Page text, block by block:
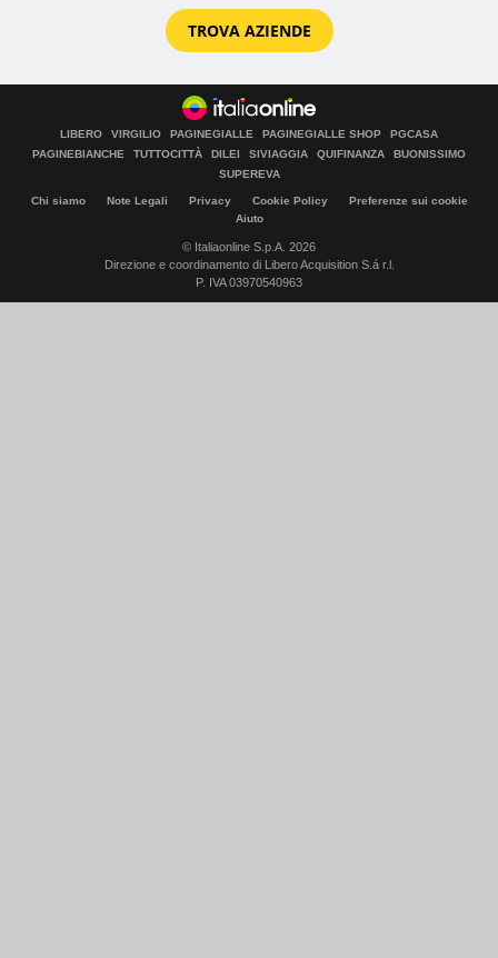
TROVA AZIENDE
LIBERO VIRGILIO PAGINEGIALLE PAGINEGIALLE SHOP
PGCASA
PAGINEBIANCHE
TUTTOCITTÀ DILEI SIVIAGGIA QUIFINANZA
BUONISSIMO
SUPEREVA
Chi siamo Note Legali Privacy Cookie Policy
Preferenze sui cookie
Aiuto
© Italiaonline S.p.A. 2026
Direzione e coordinamento di Libero Acquisition S.á r.l.
P. IVA 03970540963